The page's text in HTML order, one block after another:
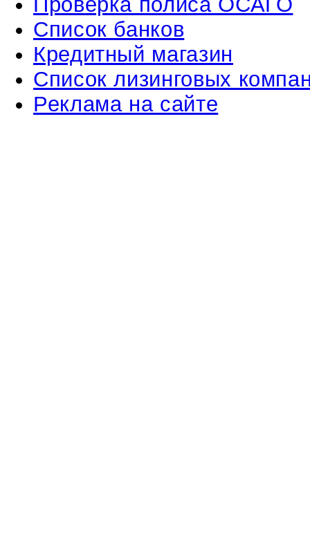
Список банков
Кредитный магазин
Список лизинговых
Реклама на сайте